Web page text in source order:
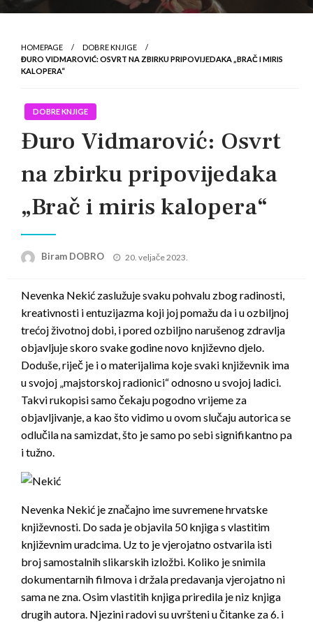
HOMEPAGE
DOBRE KNJIGE
ĐURO VIDMAROVIĆ: OSVRT NA ZBIRKU PRIPOVIJEDAKA „BRAČ I MIRIS
KALOPERA“
DOBRE KNJIGE
Đuro Vidmarović: Osvrt
na zbirku pripovijedaka
„Brač i miris kalopera“
Biram DOBRO
Posted
20. veljače 2023.
Nevenka Nekić zaslužuje svaku pohvalu zbog radinosti,
kreativnosti i entuzijazma koji joj pomažu da i u ozbiljnoj
trećoj životnoj dobi, i pored ozbiljno narušenog zdravlja
objavljuje skoro svake godine novo književno djelo.
Doduše, riječ je i o materijalima koje svaki književnik ima
u svojoj „majstorskoj radionici“ odnosno u svojoj ladici.
Takvi rukopisi samo čekaju pogodno vrijeme za
objavljivanje, a kao što vidimo u ovom slučaju autorica se
odlučila na samizdat, što je samo po sebi signifikantno pa
i tužno.
Nevenka Nekić je značajno ime suvremene hrvatske
književnosti. Do sada je objavila 50 knjiga s vlastitim
književnim uradcima. Uz to je vjerojatno ostvarila isti
broj samostalnih slikarskih izložbi. Koliko je snimila
dokumentarnih filmova i držala predavanja vjerojatno ni
sama ne zna. Osim vlastitih knjiga priredila je niz knjiga
drugih autora. Njezini radovi su uvršteni u čitanke za 6. i